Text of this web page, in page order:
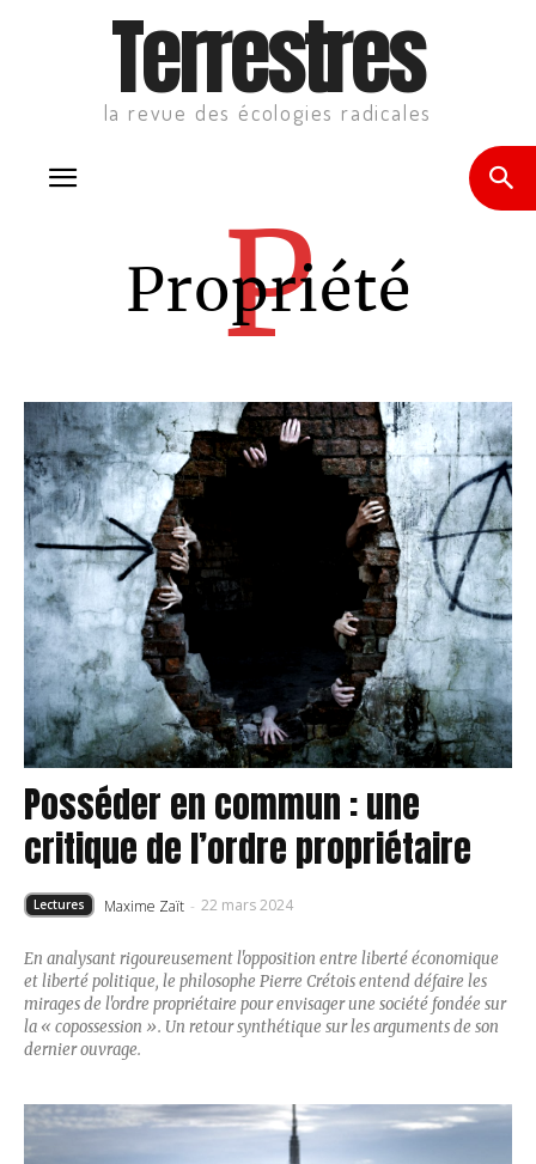
Terrestres
la revue des écologies radicales
Propriété
P
Posséder en commun : une
critique de l’ordre propriétaire
Lectures Maxime Zaït - 22 mars 2024
En analysant rigoureusement l'opposition entre liberté économique
et liberté politique, le philosophe Pierre Crétois entend défaire les
mirages de l'ordre propriétaire pour envisager une société fondée sur
la « copossession ». Un retour synthétique sur les arguments de son
dernier ouvrage.